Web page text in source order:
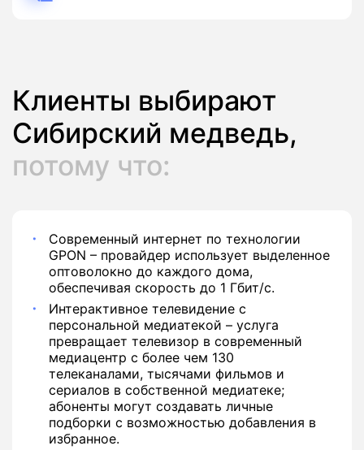
Клиенты выбирают
Сибирский медведь,
потому что:
Современный интернет по технологии
GPON – провайдер использует выделенное
оптоволокно до каждого дома,
обеспечивая скорость до 1 Гбит/с.
Интерактивное телевидение с
персональной медиатекой – услуга
превращает телевизор в современный
медиацентр с более чем 130
телеканалами, тысячами фильмов и
сериалов в собственной медиатеке;
абоненты могут создавать личные
подборки с возможностью добавления в
избранное.